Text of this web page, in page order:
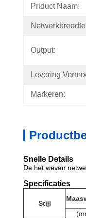
Priduct Naam:
Output:
Levering
Markeren:
Snelle Details
De het weven
Specificaties
Stijl